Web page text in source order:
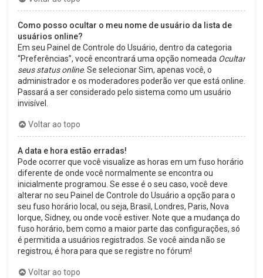
Como posso ocultar o meu nome de usuário da lista de
usuários online?
Em seu Painel de Controle do Usuário, dentro da categoria
“Preferências”, você encontrará uma opção nomeada Ocultar
seus status online. Se selecionar Sim, apenas você, o
administrador e os moderadores poderão ver que está online.
Passará a ser considerado pelo sistema como um usuário
invisível.
Voltar ao topo
A data e hora estão erradas!
Pode ocorrer que você visualize as horas em um fuso horário
diferente de onde você normalmente se encontra ou
inicialmente programou. Se esse é o seu caso, você deve
alterar no seu Painel de Controle do Usuário a opção para o
seu fuso horário local, ou seja, Brasil, Londres, Paris, Nova
Iorque, Sidney, ou onde você estiver. Note que a mudança do
fuso horário, bem como a maior parte das configurações, só
é permitida a usuários registrados. Se você ainda não se
registrou, é hora para que se registre no fórum!
Voltar ao topo